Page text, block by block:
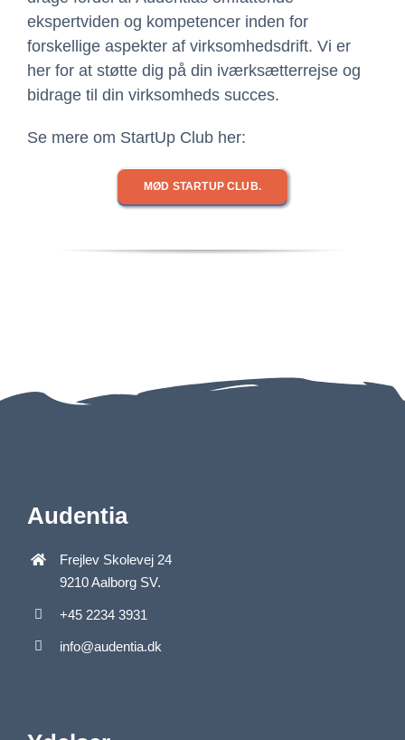
ekspertviden og kompetencer inden for
forskellige aspekter af virksomhedsdrift. Vi er
her for at støtte dig på din iværksætterrejse og
bidrage til din virksomheds succes.
Se mere om StartUp Club her:
MØD STARTUP CLUB.
Audentia
Frejlev Skolevej 24
9210 Aalborg SV.
+45 2234 3931
info@audentia.dk